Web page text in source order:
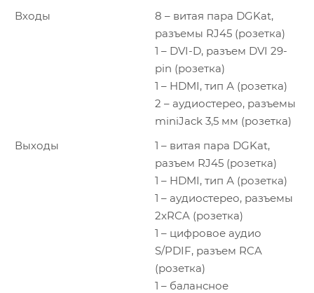
Входы
8 – витая пара DGKat,
разъемы RJ45 (розетка)
1 – DVI-D, разъем DVI 29-
pin (розетка)
1 – HDMI, тип А (розетка)
2 – аудиостерео, разъемы
miniJack 3,5 мм (розетка)
Выходы
1 – витая пара DGKat,
разъем RJ45 (розетка)
1 – HDMI, тип А (розетка)
1 – аудиостерео, разъемы
2xRCA (розетка)
1 – цифровое аудио
S/PDIF, разъем RCA
(розетка)
1 – балансное